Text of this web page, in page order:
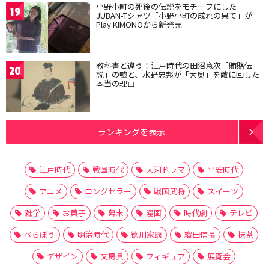
19 小野小町の死後の伝説をモチーフにした
JUBAN-Tシャツ「小野小町の成れの果て」が
Play KIMONOから新発売
20 教科書と違う！江戸時代の田沼意次「賄賂伝
説」の嘘と、水野忠邦が「大奥」を敵に回した
本当の理由
ランキングを表示
江戸時代 戦国時代 大河ドラマ
平安時代
アニメ
ロングセラー 戦国武将
スイーツ
雑学
お菓子 幕末 漫画 時代劇
テレビ
べらぼう
明治時代 徳川家康 織田信長
抹茶
デザイン
文房具 フィギュア 展覧会